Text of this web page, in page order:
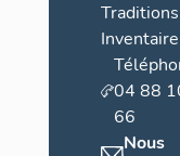
Inventaire
04 88
66
Nous